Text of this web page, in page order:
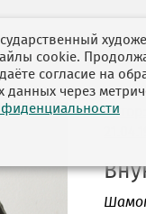
cookie.
согласие на
данных через